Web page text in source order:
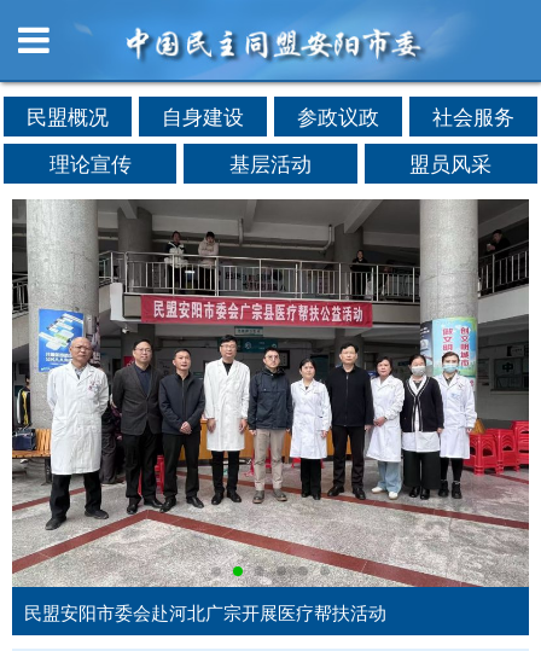
民盟概况 自身建设 参政议政
社会服务
理论宣传
基层活动 盟员风采
民盟安阳市委会赴河北广宗开展医疗帮扶活动